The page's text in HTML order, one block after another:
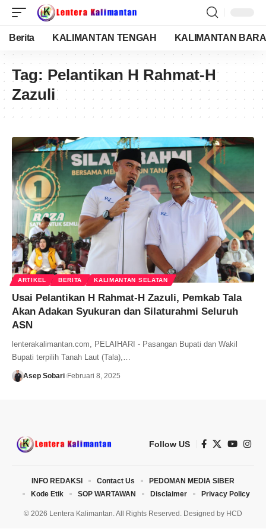
Berita KALIMANTAN TENGAH KALIMANTAN
Tag: Pelantikan H Rahmat-H
Zazuli
ARTIKEL BERITA KALIMANTAN SELATAN
Usai Pelantikan H Rahmat-H Zazuli, Pemkab Tala
Akan Adakan Syukuran dan Silaturahmi Seluruh
ASN
lenterakalimantan.com, PELAIHARI - Pasangan Bupati dan Wakil
Bupati terpilih Tanah Laut (Tala),…
Asep Sobari Februari 8, 2025
Follow US
© 2026 Lentera Kalimantan. All Rights Reserved. Designed by HCD
INFO REDAKSI Contact Us
PEDOMAN MEDIA SIBER
Kode Etik
SOP WARTAWAN Disclaimer Privacy Policy